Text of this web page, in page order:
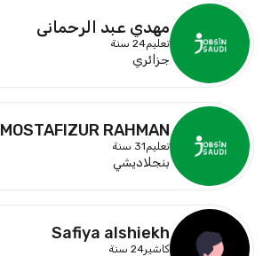
مهدي عبد الرحماني
تعليم24 سنة
جزائري
MOSTAFIZUR RAHMAN
تعليم 31 سنة
بنجلاديشي
Safiya alshiekh
كاشير24 سنة